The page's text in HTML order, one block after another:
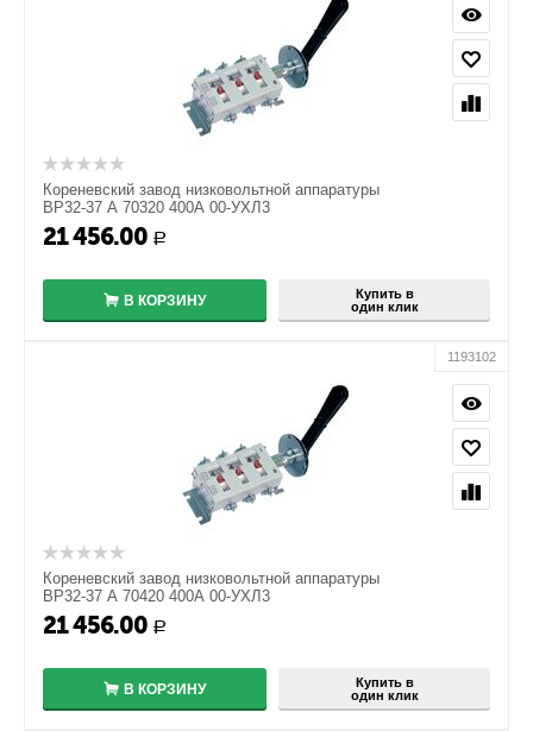
Кореневский завод низковольтной аппаратуры
ВР32-37 А 70320 400А 00-УХЛ3
21 456.00 Р
В КОРЗИНУ
Купить в
один клик
1193102
Кореневский завод низковольтной аппаратуры
ВР32-37 А 70420 400А 00-УХЛ3
21 456.00 Р
В КОРЗИНУ
Купить в
один клик